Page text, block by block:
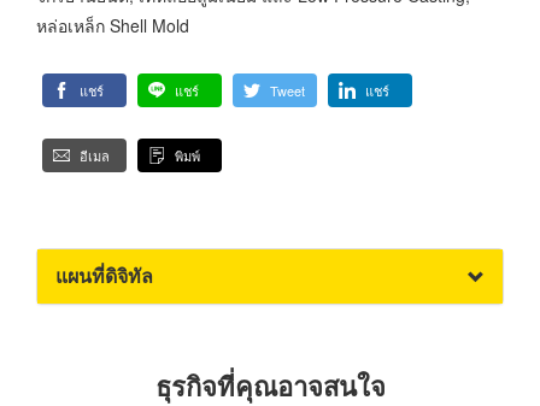
หล่อเหล็ก Shell Mold
แชร์ แชร์ Tweet แชร์
อีเมล พิมพ์
แผนที่ดิจิทัล
ธุรกิจที่คุณอาจสนใจ